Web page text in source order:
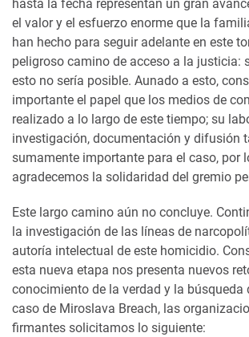
hasta la fecha representan un gran
el valor y el esfuerzo enorme que la
han hecho para seguir adelante en este
peligroso camino de acceso a la justicia:
esto no sería posible. Aunado a esto,
importante el papel que los medios de
realizado a lo largo de este tiempo; su
investigación, documentación y difusión
sumamente importante para el caso, por
agradecemos la solidaridad del gremio
Este largo camino aún no concluye.
la investigación de las líneas de
autoría intelectual de este homicidio.
esta nueva etapa nos presenta nuevos
conocimiento de la verdad y la búsqueda
caso de Miroslava Breach, las
firmantes solicitamos lo siguiente: